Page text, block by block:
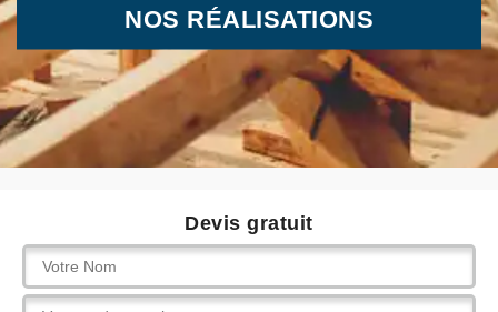
NOS RÉALISATIONS
Devis gratuit